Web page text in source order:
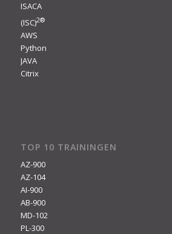
ISACA
(ISC)2®
AWS
Python
JAVA
Citrix
TOP 10 TRAININGEN
AZ-900
AZ-104
AI-900
AB-900
MD-102
PL-300